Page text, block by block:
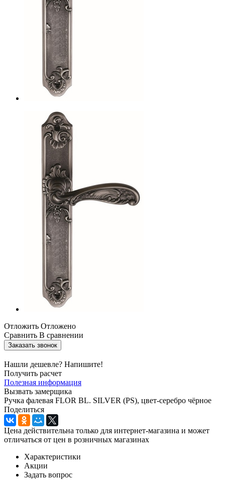
Отложить Отложено
Сравнить В сравнении
Заказать звонок
Нашли дешевле? Напишите!
Получить расчет
Полезная информация
Вызвать замерщика
Ручка фалевая FLOR BL. SILVER (PS), цвет-серебро чёрное
Поделиться
Цена действительна только для интернет-магазина и может
отличаться от цен в розничных магазинах
Характеристики
Акции
Задать вопрос